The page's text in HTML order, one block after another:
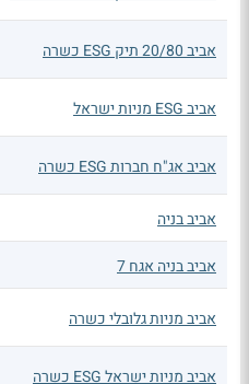
אביב 20/80 תיק ESG כשרה
אביב ESG מניות ישראל
אביב אג"ח חברות ESG כשרה
אביב בניה
אביב בניה אגח 7
אביב מניות גלובלי כשרה
אביב מניות ישראל ESG כשרה